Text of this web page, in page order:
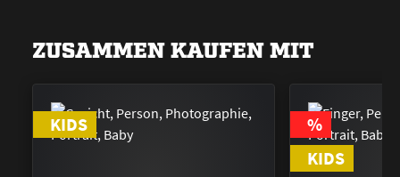
ZUSAMMEN KAUFEN MIT
KIDS RABATT
%
KIDS